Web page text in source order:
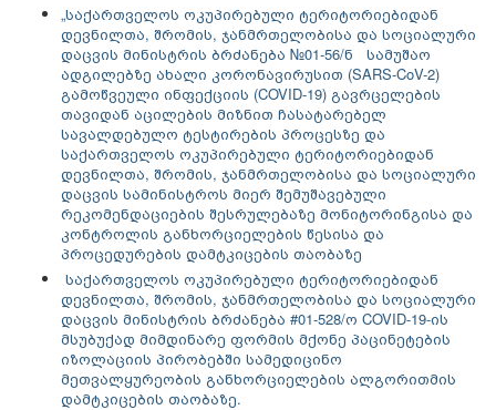
„საქართველოს ოკუპირებული ტერიტორიებიდან
დევნილთა, შრომის, ჯანმრთელობისა და სოციალური
დაცვის მინისტრის ბრძანება №01-56/ნ სამუშაო
ადგილებზე ახალი კორონავირუსით (SARS-CoV-2)
გამოწვეული ინფექციის (COVID-19) გავრცელების
თავიდან აცილების მიზნით ჩასატარებელ
სავალდებულო ტესტირების პროცესზე და
საქართველოს ოკუპირებული ტერიტორიებიდან
დევნილთა, შრომის, ჯანმრთელობისა და სოციალური
დაცვის სამინისტროს მიერ შემუშავებული
რეკომენდაციების შესრულებაზე მონიტორინგისა და
კონტროლის განხორციელების წესისა და
პროცედურების დამტკიცების თაობაზე
საქართველოს ოკუპირებული ტერიტორიებიდან
დევნილთა, შრომის, ჯანმრთელობისა და სოციალური
დაცვის მინისტრის ბრძანება #01-528/ო COVID-19-ის
მსუბუქად მიმდინარე ფორმის მქონე პაცინეტების
იზოლაციის პირობებში სამედიცინო
მეთვალყურეობის განხორციელების ალგორითმის
დამტკიცების თაობაზე.